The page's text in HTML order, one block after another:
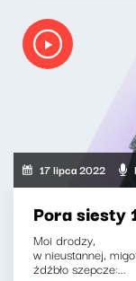
17 lipca 2022
Pora siesty
Moi drodzy,
w nieustannej,
źdźbło szepcze:...